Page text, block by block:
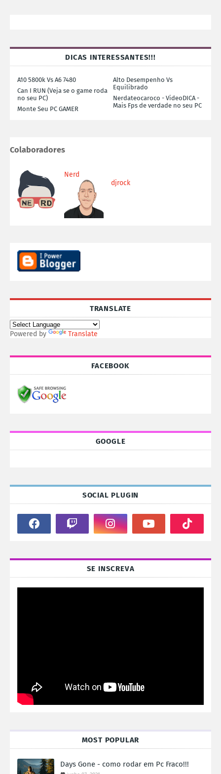
DICAS INTERESSANTES!!!
A10 5800k Vs A6 7480
Alto Desempenho Vs
Equilibrado
Can I RUN (Veja se o game roda
no seu PC)
Nerdateocaroco - VideoDICA -
Mais Fps de verdade no seu PC
Monte Seu PC GAMER
Colaboradores
Nerd
djrock
TRANSLATE
Powered by Translate
FACEBOOK
GOOGLE
SOCIAL PLUGIN
SE INSCREVA
MOST POPULAR
Days Gone - como rodar em Pc Fraco!!!